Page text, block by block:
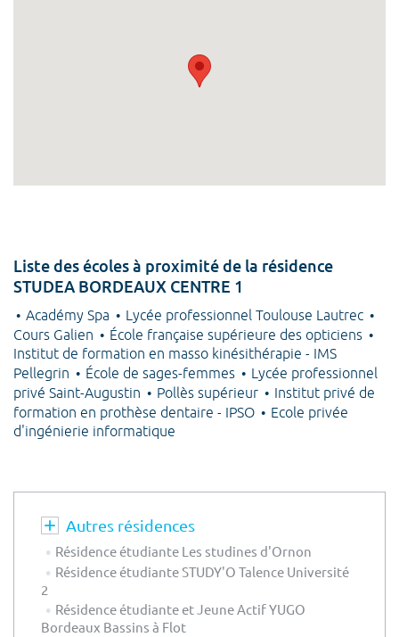
Liste des écoles à proximité de la résidence
STUDEA BORDEAUX CENTRE 1
Académy Spa
Lycée professionnel Toulouse Lautrec
Cours Galien
École française supérieure des opticiens
Institut de formation en masso kinésithérapie - IMS
Pellegrin
École de sages-femmes
Lycée professionnel
privé Saint-Augustin
Pollès supérieur
Institut privé de
formation en prothèse dentaire - IPSO
Ecole privée
d'ingénierie informatique
Autres résidences
Résidence étudiante Les studines d'Ornon
Résidence étudiante STUDY'O Talence Université
2
Résidence étudiante et Jeune Actif YUGO
Bordeaux Bassins à Flot